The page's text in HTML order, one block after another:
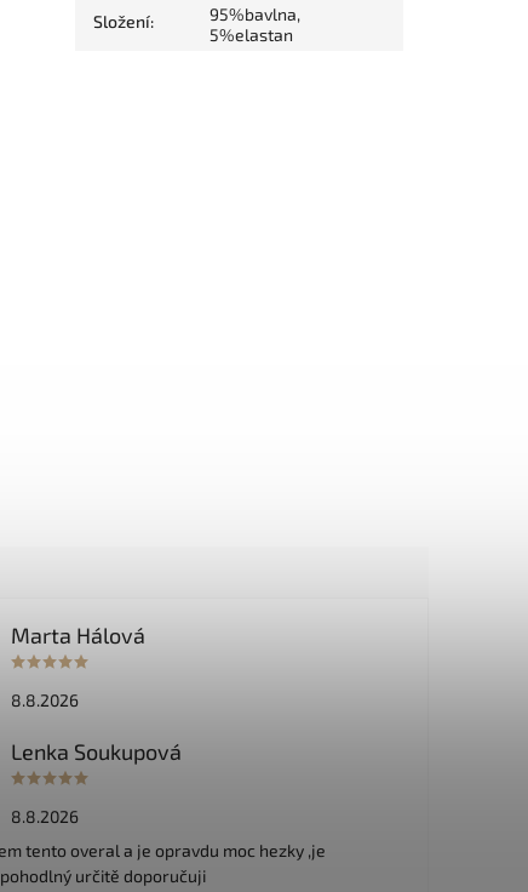
Složení:
95%bavlna,
5%elastan
Marta Hálová
8.8.2026
Lenka Soukupová
8.8.2026
tento overal a je opravdu moc hezky ,je
určitě doporučuji